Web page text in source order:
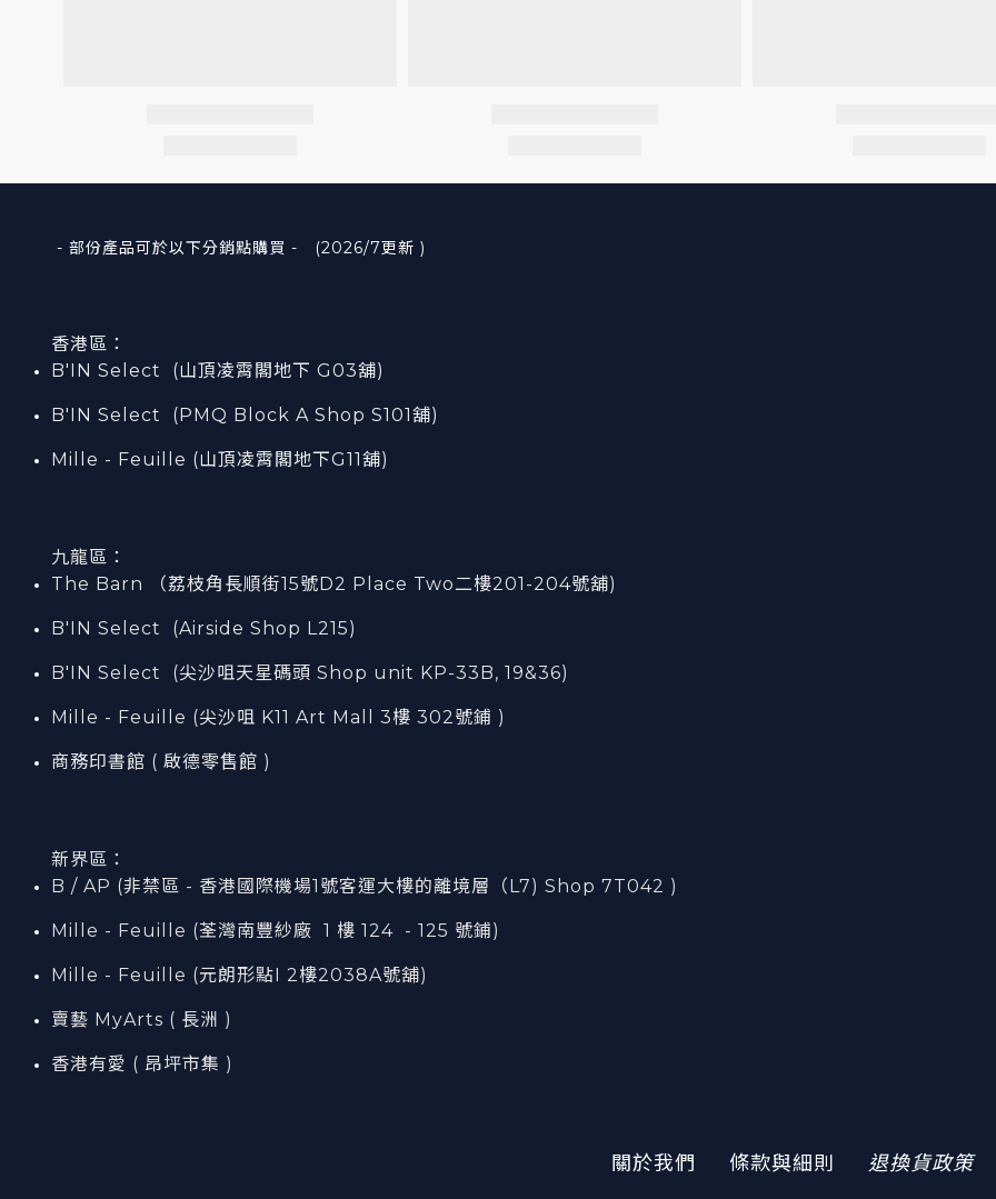
- 部份產品可於以下分銷點購買 - (2026/7更新 )
香港區：
B'IN Select (山頂凌霄閣地下 G03舖)
B'IN Select (PMQ Block A Shop S101 舖)
Mille - Feuille (山頂凌霄閣地下G11舖)
九龍區：
The Barn （荔枝角長順街15號D2 Place Two二樓201-204號舖)
B'IN Select (Airside Shop L215)
B'IN Select (尖沙咀天星碼頭 Shop unit KP-33B, 19&36)
Mille - Feuille (尖沙咀 K11 Art Mall 3樓 302號鋪 )
商務印書館 ( 啟德零售館 )
新界區：
B / AP (非禁區 - 香港國際機場1號客運大樓的離境層（L7) Shop 7T042 )
Mille - Feuille (荃灣南豐紗廠 1 樓 124 - 125 號鋪)
Mille - Feuille (元朗形點I 2樓2038A號舖)
賣藝 MyArts ( 長洲 )
香港有愛 ( 昂坪市集 )
關於我們 條款與細則 退換貨政策